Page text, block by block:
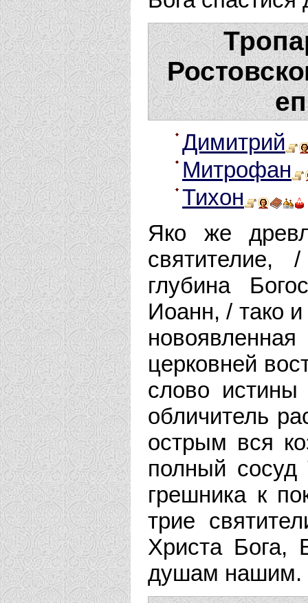
Димитрий
Митрофан
Тихон
Яко же
глубина
Иоанн, / тако
церковней
слово
обличитель
острым вся
полный сосуд
грешника к
трие
Христа Бога,
душам нашим.